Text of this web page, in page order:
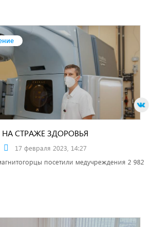
НА СТРАЖЕ ЗДОРОВЬЯ
17 февраля 2023, 14:27
посетили медучреждения 2 982